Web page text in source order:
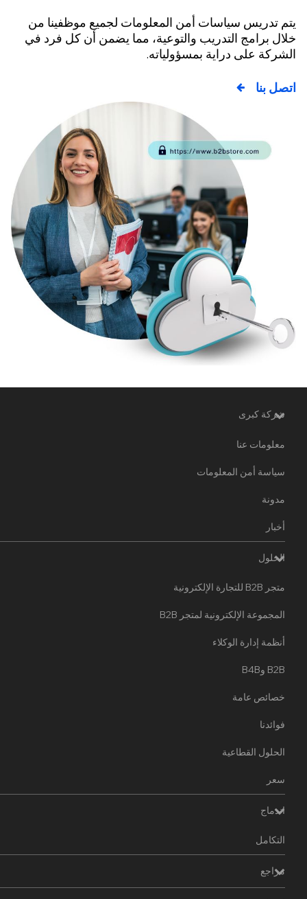
تدريس سياسات أمن المعلومات لجميع موظفينا من
برامج التدريب والتوعية، مما يضمن أن كل فرد في
على دراية بمسؤولياته.
بنا
شركة كبرى
معلومات عنا
سياسة أمن المعلومات
مدونة
الحلول
المجموعة الإلكترونية لمتجر B2B
أنظمة إدارة الوكلاء
خصائص عامة
فوائدنا
الحلول القطاعية
اندماج
التكامل
مراجع